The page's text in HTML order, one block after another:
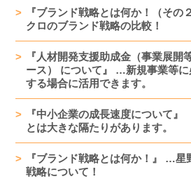
『ブランド戦略とは何か！（そ
クロのブランド戦略の比較！
『人材開発支援助成金（事業展開
ース） について』 …新規事業等
する場合に活用できます。
『中小企業の成長速度について
とは大きな隔たりがあります。
『ブランド戦略とは何か！』 …星
戦略について！